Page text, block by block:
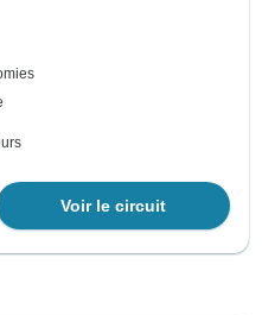
Voir le circuit